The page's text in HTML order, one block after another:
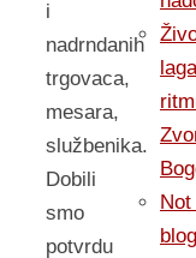
i
nadrndanih
trgovaca,
mesara,
službenika.
Dobili
smo
potvrdu